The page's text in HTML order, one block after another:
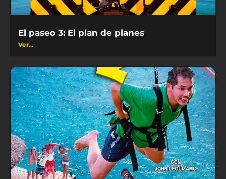
El paseo 3: El plan de planes
Ver...